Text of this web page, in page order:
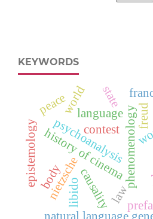
KEYWORDS
causality
phenomenology
history of cinema
natural language
freud
psychoanalysis
libido
contest
nietzsche
language
body
epistemology
state
world
peace
law